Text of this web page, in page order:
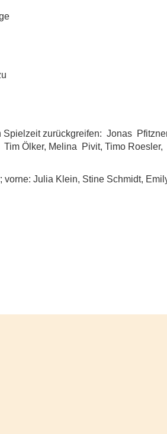
zurückgreifen: Jonas
Ölker, Melina Pivit, Timo
Julia Klein, Stine Schmidt,